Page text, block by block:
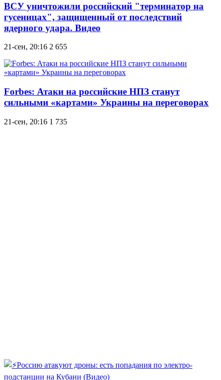
ВСУ уничтожили российский "терминатор на
гусеницах", защищенный от последствий
ядерного удара. Видео
21-сен, 20:16 2 655
Forbes: Атаки на российские НПЗ станут
сильными «картами» Украины на переговорах
21-сен, 20:16 1 735